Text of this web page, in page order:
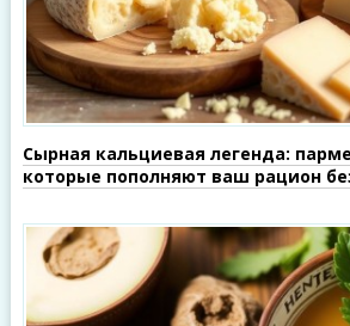
Сырная кальциевая легенда:
которые пополняют ваш рацион